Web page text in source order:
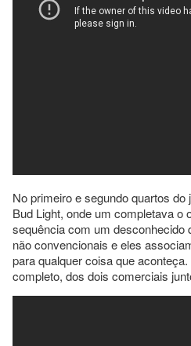
No primeiro e segundo quartos
Bud Light, onde um completava o
sequência com um desconhecido
não convencionais e eles
para qualquer coisa que
completo, dos dois comerciais